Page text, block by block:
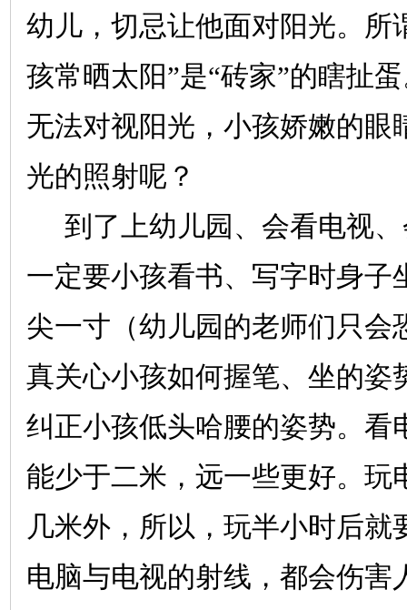
幼儿，切忌让他面对阳光。所
孩常晒太阳”是“砖家”的瞎扯
无法对视阳光，小孩娇嫩的眼
光的照射呢？
到了上幼儿园、会看电视
一定要小孩看书、写字时身子
尖一寸（幼儿园的老师们只会
真关心小孩如何握笔、坐的姿
纠正小孩低头哈腰的姿势。看
能少于二米，远一些更好。玩
几米外，所以，玩半小时后就
电脑与电视的射线，都会伤害